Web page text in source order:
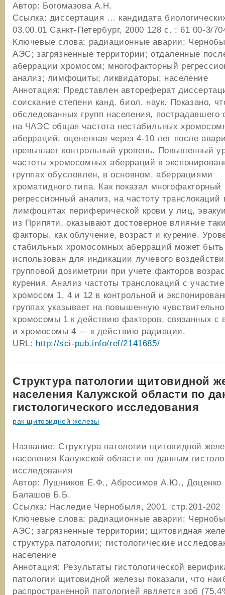
Автор: Богомазова А.Н.
Ссылка: диссертация … кандидата
03.00.01 Санкт-Петербург, 2000 128 c. : 61 00-3/
Ключевые слова: радиационные аварии;
АЭС; загрязненные территории; отдаленные
аберрации хромосом; многофакторный
анализ; лимфоциты; ликвидаторы; население
Аннотация: Представлен автореферат
соискание степени канд. биол. наук. Показано,
обследованных групп населения, пострадавшего
на ЧАЭС общая частота нестабильных
аберраций, оцененная через 4-10 лет после
превышает контрольный уровень. Повышенный
частоты хромосомных аберраций в
группах обусловлен, в основном, аберрациями
хроматидного типа. Как показал многофакторный
регрессионный анализ, на частоту транслокаций
лимфоцитах периферической крови у лиц,
из Припяти, оказывают достоверное влияние
факторы, как облучение, возраст и курение.
стабильных хромосомных аберраций может быть
использован для индикации лучевого
групповой дозиметрии при учете факторов
курения. Анализ частоты транслокаций с
хромосом 1, 4 и 12 в контрольной и
группах указывает на повышенную
хромосомы 1 к действию факторов, связанных с
и хромосомы 4 — к действию радиации.
URL: http://sci-pub.info/ref/2141685/
Структура патологии щитовидной
населения Калужской области по
гистологического исследования
рак щитовидной железы
Название: Структура патологии щитовидной
населения Калужской области по данным
исследования
Автор: Лушников Е.Ф., Абросимов А.Ю., Доценко
Балашов Б.Б.
Ссылка: Наследие Чернобыля, 2001, стр.201-202
Ключевые слова: радиационные аварии;
АЭС; загрязненные территории; щитовидная
структура патологии; гистологические
население
Аннотация: Результаты гистологической
патологии щитовидной железы показали, что
распространенной патологией является зоб